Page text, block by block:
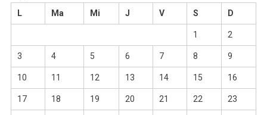
L
Ma Mi J V S D
1 2
3 4 5 6 7 8 9
10 11 12 13 14 15 16
17 18 19 20 21 22 23